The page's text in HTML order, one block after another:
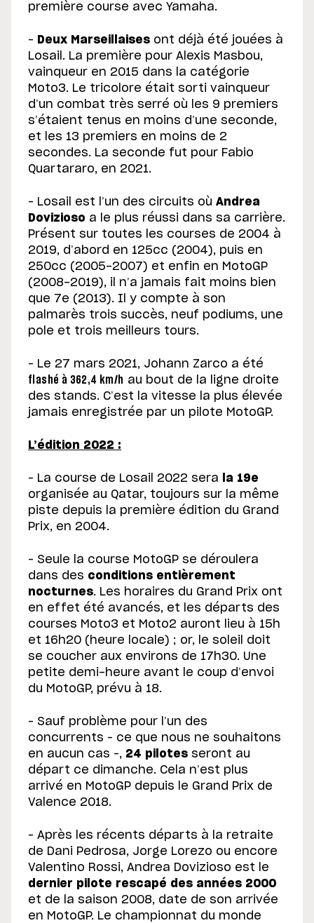
première course avec Yamaha.
– Deux Marseillaises ont déjà été jouées à
Losail. La première pour Alexis Masbou,
vainqueur en 2015 dans la catégorie
Moto3. Le tricolore était sorti vainqueur
d’un combat très serré où les 9 premiers
s’étaient tenus en moins d’une seconde,
et les 13 premiers en moins de 2
secondes. La seconde fut pour Fabio
Quartararo, en 2021.
– Losail est l’un des circuits où Andrea
Dovizioso a le plus réussi dans sa carrière.
Présent sur toutes les courses de 2004 à
2019, d’abord en 125cc (2004), puis en
250cc (2005-2007) et enfin en MotoGP
(2008-2019), il n’a jamais fait moins bien
que 7e (2013). Il y compte à son
palmarès trois succès, neuf podiums, une
pole et trois meilleurs tours.
– Le 27 mars 2021, Johann Zarco a été
flashé à 362,4 km/h au bout de la ligne droite
des stands. C’est la vitesse la plus élevée
jamais enregistrée par un pilote MotoGP.
L’édition 2022 :
– La course de Losail 2022 sera
la 19e
organisée au Qatar, toujours sur la même
piste depuis la première édition du Grand
Prix, en 2004.
– Seule la course MotoGP se déroulera
dans des conditions entièrement
nocturnes. Les horaires du Grand Prix ont
en effet été avancés, et les départs des
courses Moto3 et Moto2 auront lieu à 15h
et 16h20 (heure locale) ; or, le soleil doit
se coucher aux environs de 17h30. Une
petite demi-heure avant le coup d’envoi
du MotoGP, prévu à 18.
– Sauf problème pour l’un des
concurrents – ce que nous ne souhaitons
en aucun cas –, 24 pilotes seront au
départ ce dimanche. Cela n’est plus
arrivé en MotoGP depuis le Grand Prix de
Valence 2018.
– Après les récents départs à la retraite
de Dani Pedrosa, Jorge Lorezo ou encore
Valentino Rossi, Andrea Dovizioso est le
dernier pilote rescapé des années 2000
et de la saison 2008, date de son arrivée
en MotoGP. Le championnat du monde